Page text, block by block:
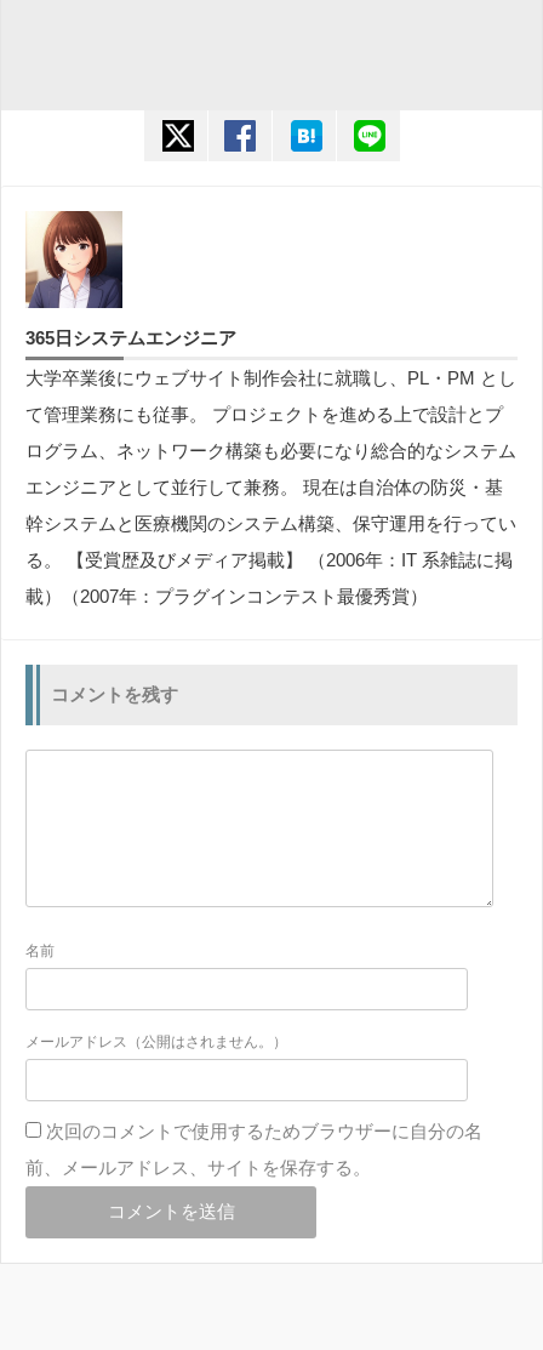
twitter facebook hatena
365日システムエンジニア
大学卒業後にウェブサイト制作会社に就職し、PL・PM とし
て管理業務にも従事。 プロジェクトを進める上で設計とプ
ログラム、ネットワーク構築も必要になり総合的なシステム
エンジニアとして並行して兼務。 現在は自治体の防災・基
幹システムと医療機関のシステム構築、保守運用を行ってい
る。 【受賞歴及びメディア掲載】 （2006年：IT 系雑誌に掲
載）（2007年：プラグインコンテスト最優秀賞）
コメントを残す
名前
メールアドレス（公開はされません。）
次回のコメントで使用するためブラウザーに自分の名
前、メールアドレス、サイトを保存する。